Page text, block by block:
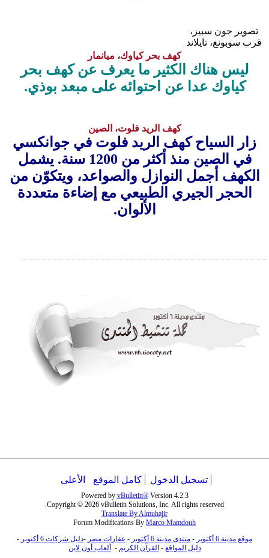
تصوير جون سبيز،
قرب سوبونغ، تايلاند
كهف بحر كياوك، ميانمار
ليس هناك الكثير ما يعرف عن كهف بحر
كياوك عدا عن احتوائه على مبعد بوذي.
كهف الريد فلوت، الصين
زار السياح كهف الريد فلوت في جوانكسي
في الصين منذ أكثر من 1200 سنة. يشمل
الكهف أجمل النوازل والصواعد، ويتكوّن من
الحجر الجيري الطبيعي مع إضاءة متعددة
الألوان.
تسجيل الدخول كامل الموقع الأعلى
Powered by vBulletin®Version 4.2.3
Copyright © 2026 vBulletin Solutions, Inc. All rights reserved.
Translate By Almuhajir
Forum Modifications By Marco Mamdouh
موقع مدينة 6 أكتوبر
- منتدى مدينة 6 أكتوبر - عقارات مصر -دليل شركات 6 أكتوبر
-
دليل المواقع - القرآن الكريم - ألعاب أون لاين